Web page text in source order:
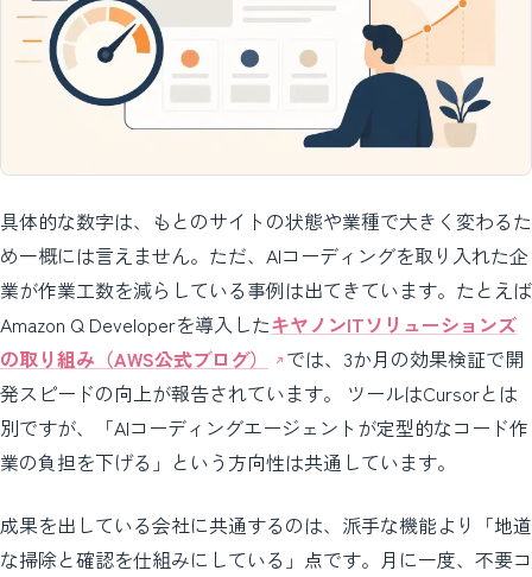
具体的な数字は、もとのサイトの状態や業種で大きく変わるた
め一概には言えません。ただ、AIコーディングを取り入れた企
業が作業工数を減らしている事例は出てきています。たとえば
Amazon Q Developerを導入したキヤノンITソリューションズ
の取り組み（AWS公式ブログ）
では、3か月の効果検証で開
発スピードの向上が報告されています。 ツールはCursorとは
別ですが、「AIコーディングエージェントが定型的なコード作
業の負担を下げる」という方向性は共通しています。
成果を出している会社に共通するのは、派手な機能より「地道
な掃除と確認を仕組みにしている」点です。月に一度、不要コ